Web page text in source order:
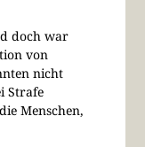
doch war
von
nicht
Strafe
Menschen,